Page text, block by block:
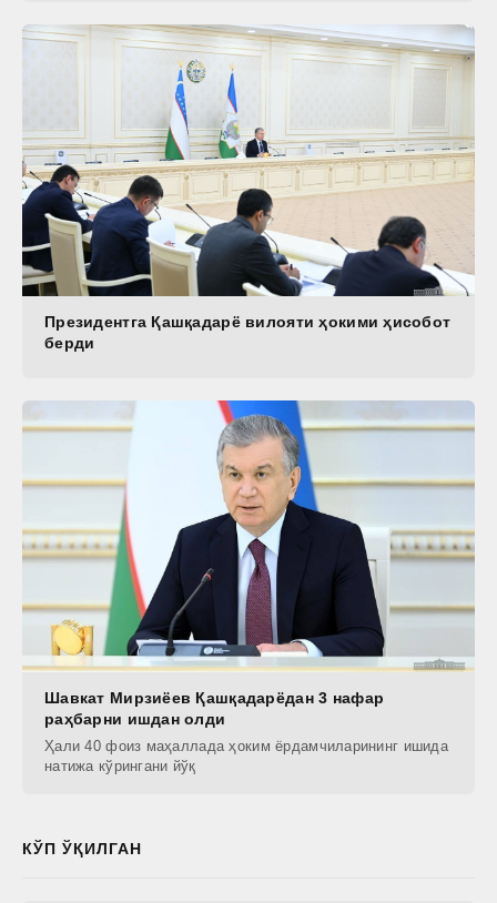
Президентга Қашқадарё вилояти ҳокими ҳисобот
берди
Шавкат Мирзиёев Қашқадарёдан 3 нафар
раҳбарни ишдан олди
Ҳали 40 фоиз маҳаллада ҳоким ёрдамчиларининг ишида
натижа кўрингани йўқ
КЎП ЎҚИЛГАН